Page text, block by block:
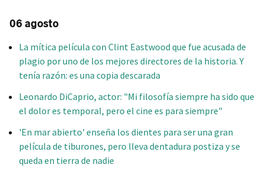
06 agosto
La mítica película con Clint Eastwood que fue acusada de
plagio por uno de los mejores directores de la historia. Y
tenía razón: es una copia descarada
Leonardo DiCaprio, actor: "Mi filosofía siempre ha sido que
el dolor es temporal, pero el cine es para siempre"
'En mar abierto' enseña los dientes para ser una gran
película de tiburones, pero lleva dentadura postiza y se
queda en tierra de nadie